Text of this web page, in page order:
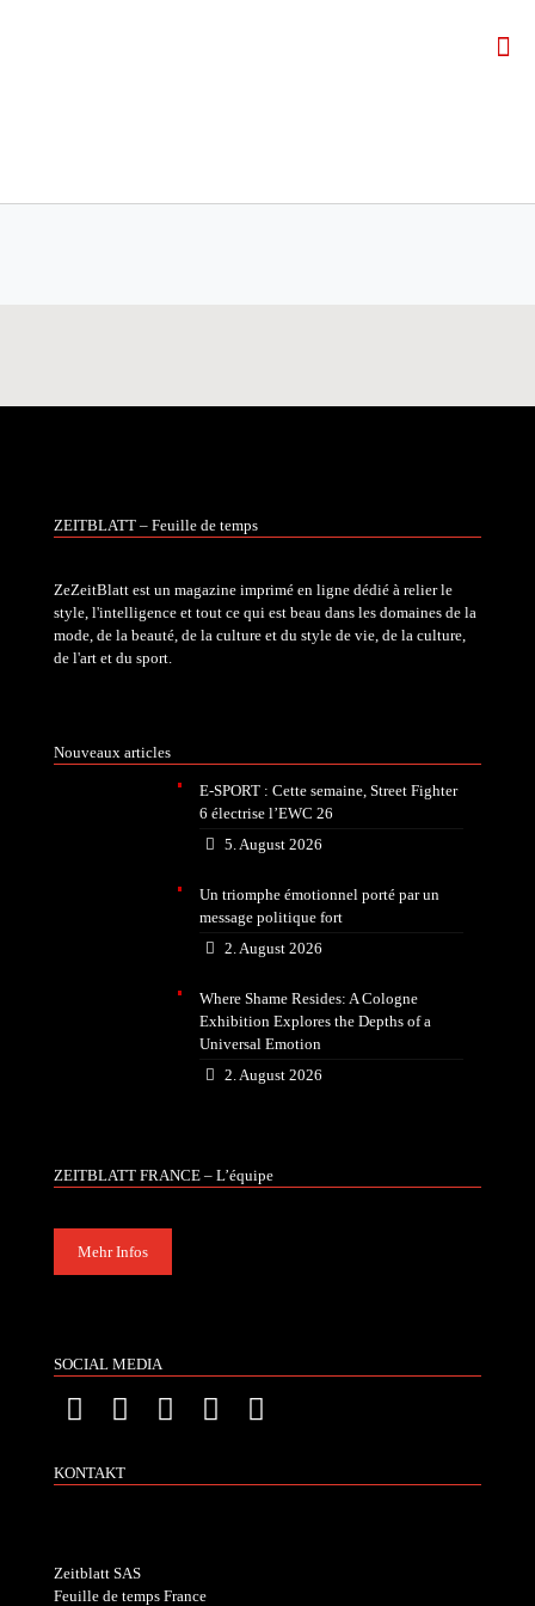
ZEITBLATT – Feuille de temps
ZeZeitBlatt est un magazine imprimé en ligne dédié à relier le
style, l'intelligence et tout ce qui est beau dans les domaines de la
mode, de la beauté, de la culture et du style de vie, de la culture,
de l'art et du sport.
Nouveaux articles
E-SPORT : Cette semaine, Street Fighter
6 électrise l’EWC 26
5. August 2026
Un triomphe émotionnel porté par un
message politique fort
2. August 2026
Where Shame Resides: A Cologne
Exhibition Explores the Depths of a
Universal Emotion
2. August 2026
ZEITBLATT FRANCE – L’équipe
Mehr Infos
SOCIAL MEDIA
KONTAKT
Zeitblatt SAS
Feuille de temps France